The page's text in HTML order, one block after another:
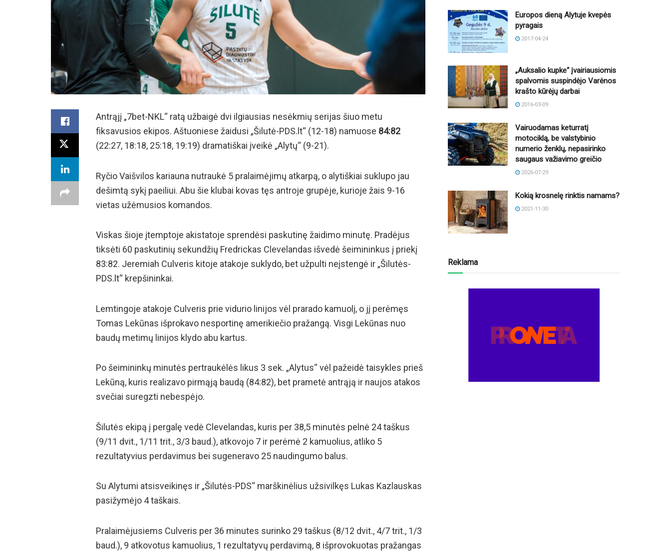
Antrąjį „7bet-NKL“ ratą užbaigė dvi ilgiausias nesėkmių serijas šiuo metu
fiksavusios ekipos. Aštuoniese žaidusi „Šilutė-PDS.lt“ (12-18) namuose 84:82
(22:27, 18:18, 25:18, 19:19) dramatiškai įveikė „Alytų“ (9-21).
Ryčio Vaišvilos kariauna nutraukė 5 pralaimėjimų atkarpą, o alytiškiai suklupo jau
dešimtą sykį paeiliui. Abu šie klubai kovas tęs antroje grupėje, kurioje žais 9-16
vietas užėmusios komandos.
Viskas šioje įtemptoje akistatoje sprendėsi paskutinę žaidimo minutę. Pradėjus
tiksėti 60 paskutinių sekundžių Fredrickas Clevelandas išvedė šeimininkus į priekį
83:82. Jeremiah Culveris kitoje atakoje suklydo, bet užpulti neįstengė ir „Šilutės-
PDS.lt“ krepšininkai.
Lemtingoje atakoje Culveris prie vidurio linijos vėl prarado kamuolį, o jį perėmęs
Tomas Lekūnas išprokavo nesportinę amerikiečio pražangą. Visgi Lekūnas nuo
baudų metimų linijos klydo abu kartus.
Po šeimininkų minutės pertraukėlės likus 3 sek. „Alytus“ vėl pažeidė taisykles prieš
Lekūną, kuris realizavo pirmąją baudą (84:82), bet prametė antrąją ir naujos atakos
svečiai suregzti nebespėjo.
Šilutės ekipą į pergalę vedė Clevelandas, kuris per 38,5 minutės pelnė 24 taškus
(9/11 dvit., 1/11 trit., 3/3 baud.), atkovojo 7 ir perėmė 2 kamuolius, atliko 5
rezultatyvius perdavimus bei sugeneravo 25 naudingumo balus.
Su Alytumi atsisveikinęs ir „Šilutės-PDS“ marškinėlius užsivilkęs Lukas Kazlauskas
pasižymėjo 4 taškais.
Pralaimėjusiems Culveris per 36 minutes surinko 29 taškus (8/12 dvit., 4/7 trit., 1/3
baud.), 9 atkovotus kamuolius, 1 rezultatyvų perdavimą, 8 išprovokuotas pražangas
Europos dieną Alytuje kvepės
pyragais
2017-04-24
„Auksalio kupke“ įvairiausiomis
spalvomis suspindėjo Varėnos
krašto kūrėjų darbai
2016-03-09
Vairuodamas keturratį
motociklą, be valstybinio
numerio ženklų, nepasirinko
saugaus važiavimo greičio
2026-07-29
Kokią krosnelę rinktis namams?
2021-11-30
Reklama